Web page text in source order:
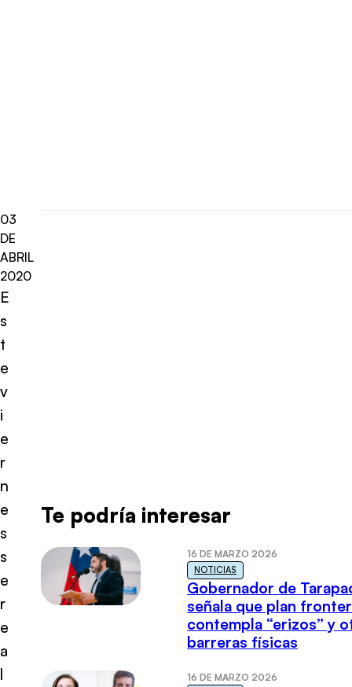
03
DE
ABRIL
2020
E
s
t
e
v
i
e
r
n
e
s
s
e
r
e
a
l
Te podría interesar
16 DE MARZO 2026
NOTICIAS
Gobernador de
señala que plan
contempla “erizos” y
barreras físicas
16 DE MARZO 2026